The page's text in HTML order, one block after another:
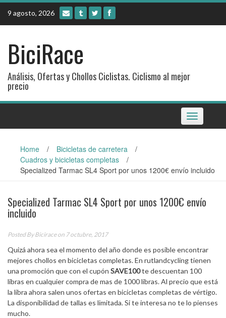
Skip
content
9 agosto, 2026
BiciRace
Análisis, Ofertas y Chollos Ciclistas. Ciclismo al mejor
precio
Toggle
navigation
Home / Bicicletas de carretera
/
Cuadros y bicicletas completas
/
Specialized Tarmac SL4 Sport por unos 1200€ envío incluido
Specialized Tarmac SL4 Sport por unos 1200€ envío
incluido
Posted ByBiciraceon 7 octubre, 2017
Quizá ahora sea el momento del año donde es posible encontrar
mejores chollos en bicicletas completas. En rutlandcycling tienen
una promoción que con el cupón SAVE100te descuentan 100
libras en cualquier compra de mas de 1000 libras. Al precio que está
la libra ahora salen unos ofertas en bicicletas completas de vértigo.
La disponibilidad de tallas es limitada. Si te interesa no te lo pienses
mucho.